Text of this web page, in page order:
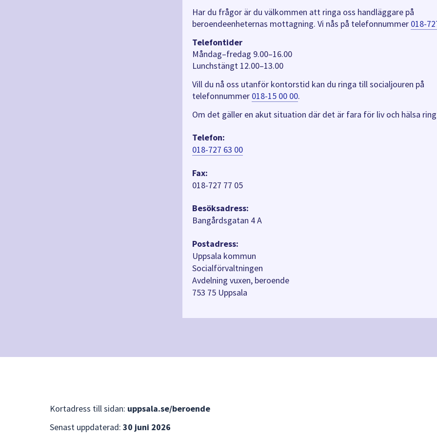
Har du frågor är du välkommen att ringa oss handläggare på
beroendeenheternas mottagning. Vi nås på telefonnummer 018-
Telefontider
Måndag–fredag 9.00–16.00
Lunchstängt 12.00–13.00
Vill du nå oss utanför kontorstid kan du ringa till socialjouren på
telefonnummer 018-15 00 00.
Om det gäller en akut situation där det är fara för liv och hälsa ring
Telefon:
018-727 63 00
Fax:
018-727 77 05
Besöksadress:
Bangårdsgatan 4 A
Postadress:
Uppsala kommun
Socialförvaltningen
Avdelning vuxen, beroende
753 75 Uppsala
Kortadress till sidan: uppsala.se/beroende
Senast uppdaterad: 30 juni 2026